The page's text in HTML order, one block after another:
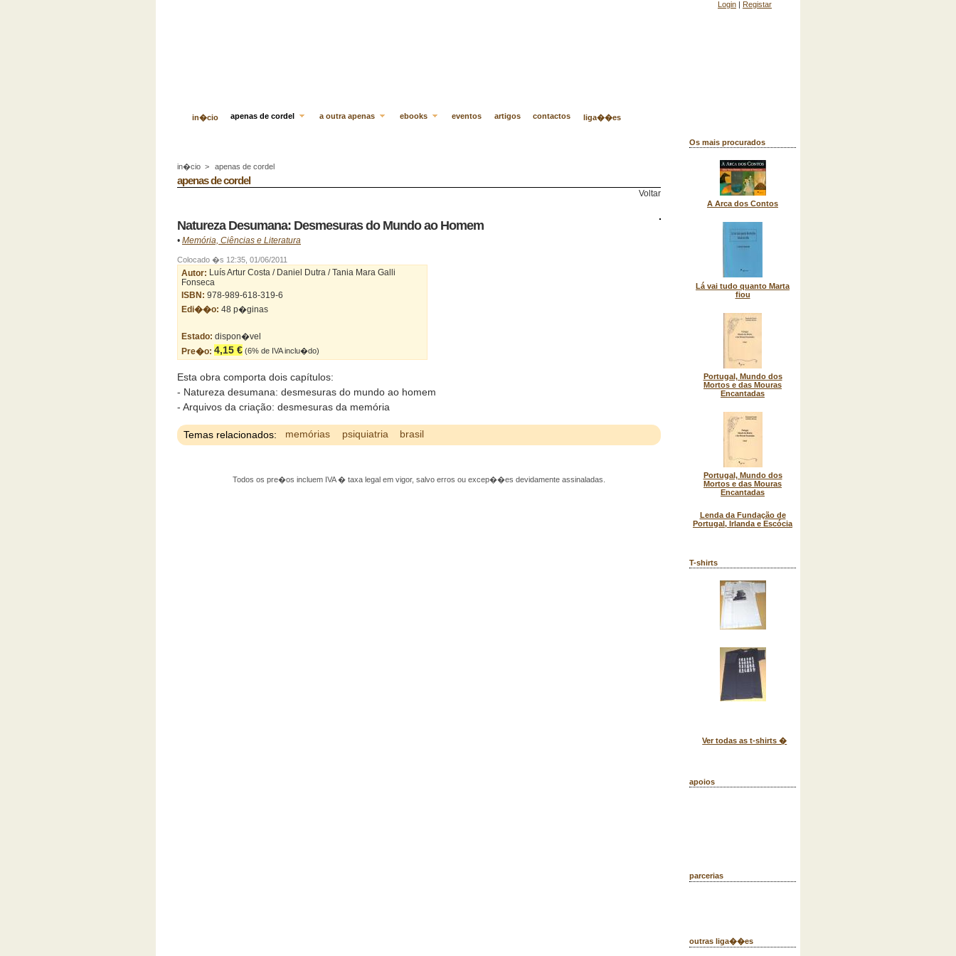
Login | Registar
in�cio apenas de cordel a outra apenas ebooks eventos artigos contactos liga��es
Os mais procurados
A Arca dos Contos
Lá vai tudo quanto Marta
fiou
Portugal, Mundo dos
Mortos e das Mouras
Encantadas
Portugal, Mundo dos
Mortos e das Mouras
Encantadas
Lenda da Fundação de
Portugal, Irlanda e Escócia
T-shirts
Ver todas as t-shirts �
apoios
parcerias
outras liga��es
in�cio > apenas de cordel
apenas de cordel
Voltar
Natureza Desumana: Desmesuras do Mundo ao Homem
• Memória, Ciências e Literatura
Colocado �s 12:35, 01/06/2011
Autor: Luís Artur Costa / Daniel Dutra / Tania Mara Galli
Fonseca
ISBN: 978-989-618-319-6
Edi��o: 48 p�ginas
Estado: dispon�vel
Pre�o: 4,15 € (6% de IVA inclu�do)
Esta obra comporta dois capítulos:
- Natureza desumana: desmesuras do mundo ao homem
- Arquivos da criação: desmesuras da memória
Temas relacionados: memórias psiquiatria brasil
Todos os pre�os incluem IVA � taxa legal em vigor, salvo erros ou excep��es devidamente assinaladas.